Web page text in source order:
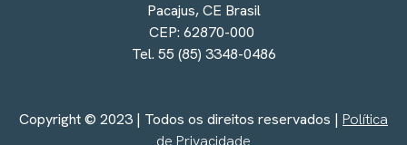
Pacajus, CE Brasil
CEP: 62870-000
Tel. 55 (85) 3348-0486
Copyright © 2023 | Todos os direitos reservados | Política